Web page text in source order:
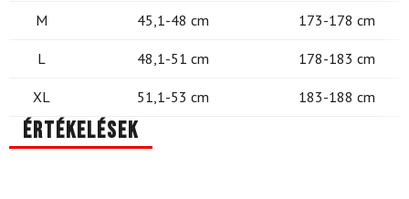
M 45,1-48 cm 173-178 cm
L 48,1-51 cm 178-183 cm
XL 51,1-53 cm 183-188 cm
Értékelések